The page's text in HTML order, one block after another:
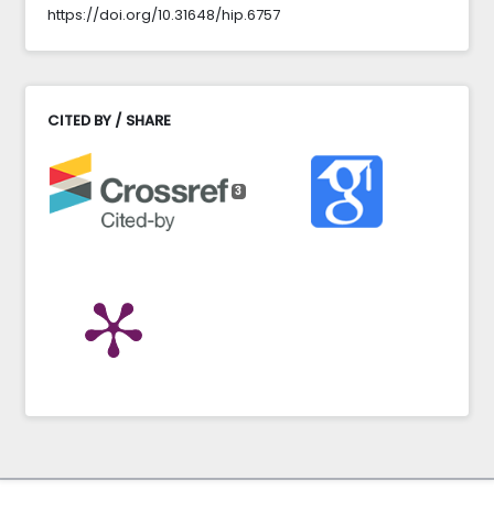
https://doi.org/10.31648/hip.6757
CITED BY / SHARE
3